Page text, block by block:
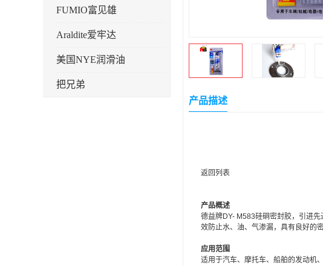
FUMIO富见雄
Araldite爱牢达
美国NYE润滑油
把兄弟
产品描述
返回列表
产品概述
德益牌DY- M583硅硐密封胶，引进
效防止水、油、气渗漏，具有良好的
应用范围
适用于汽车、摩托车、船舶的发动机